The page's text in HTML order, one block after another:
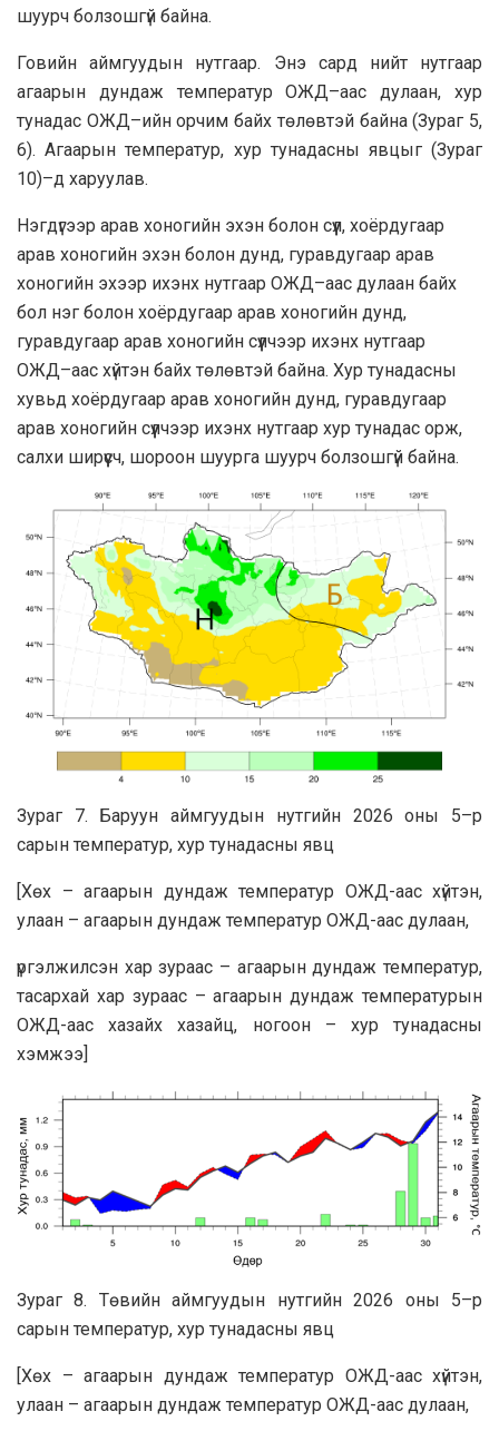
шуурч болзошгүй байна.
Говийн аймгуудын нутгаар. Энэ сард нийт нутгаар
агаарын дундаж температур ОЖД–аас дулаан, хур
тунадас ОЖД–ийн орчим байх төлөвтэй байна (Зураг 5,
6). Агаарын температур, хур тунадасны явцыг (Зураг
10)–д харуулав.
Нэгдүгээр арав хоногийн эхэн болон сүүл, хоёрдугаар
арав хоногийн эхэн болон дунд, гуравдугаар арав
хоногийн эхээр ихэнх нутгаар ОЖД–аас дулаан байх
бол нэг болон хоёрдугаар арав хоногийн дунд,
гуравдугаар арав хоногийн сүүлчээр ихэнх нутгаар
ОЖД–аас хүйтэн байх төлөвтэй байна. Хур тунадасны
хувьд хоёрдугаар арав хоногийн дунд, гуравдугаар
арав хоногийн сүүлчээр ихэнх нутгаар хур тунадас орж,
салхи ширүүсч, шороон шуурга шуурч болзошгүй байна.
Зураг 7. Баруун аймгуудын нутгийн 2026 оны 5–р
сарын температур, хур тунадасны явц
[Хөх – агаарын дундаж температур ОЖД-аас хүйтэн,
улаан – агаарын дундаж температур ОЖД-аас дулаан,
үргэлжилсэн хар зураас – агаарын дундаж температур,
тасархай хар зураас – агаарын дундаж температурын
ОЖД-аас хазайх хазайц, ногоон – хур тунадасны
хэмжээ]
Зураг 8. Төвийн аймгуудын нутгийн 2026 оны 5–р
сарын температур, хур тунадасны явц
[Хөх – агаарын дундаж температур ОЖД-аас хүйтэн,
улаан – агаарын дундаж температур ОЖД-аас дулаан,